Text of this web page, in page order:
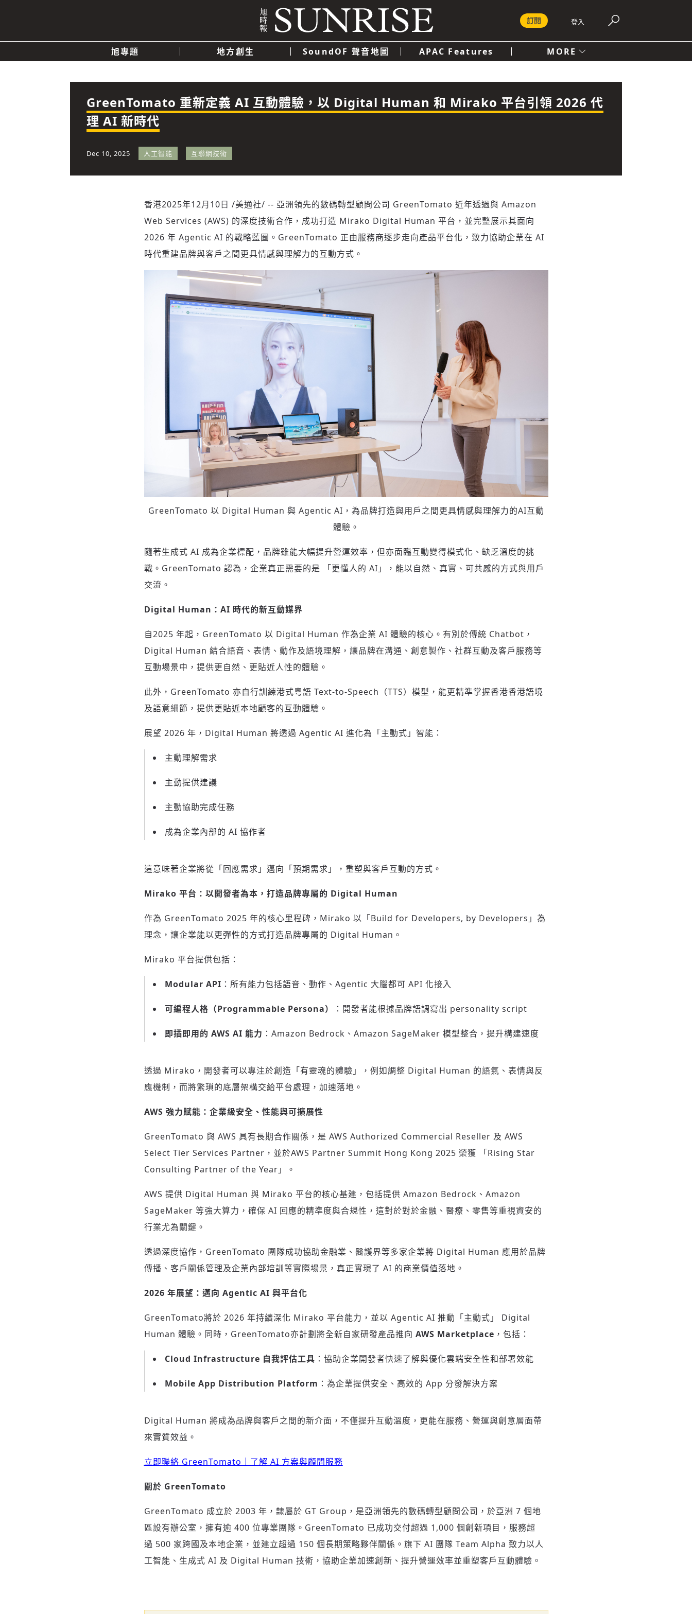
登入
訂閱
旭專題 地方創生 SoundOF 聲音地圖 APAC Features MORE
快速連結
經濟 科技 社會 人文
登入或註冊
歡迎您加入《旭時報》
輸入 Email 驗證碼
請輸入發送到的驗證碼
GreenTomato 重新定義 AI 互動體驗，以 Digital Human 和 Mirako 平台引領 2026 代
理 AI 新時代
Dec 10, 2025 人工智能 互聯網技術
香港2025年12月10日 /美通社/ -- 亞洲領先的數碼轉型顧問公司 GreenTomato 近年透過與 Amazon
Web Services (AWS) 的深度技術合作，成功打造 Mirako Digital Human 平台，並完整展示其面向
2026 年 Agentic AI 的戰略藍圖。GreenTomato 正由服務商逐步走向產品平台化，致力協助企業在 AI
時代重建品牌與客戶之間更具情感與理解力的互動方式。
GreenTomato 以 Digital Human 與 Agentic AI，為品牌打造與用戶之間更具情感與理解力的AI互動
體驗。
隨著生成式 AI 成為企業標配，品牌雖能大幅提升營運效率，但亦面臨互動變得模式化、缺乏溫度的挑
戰。GreenTomato 認為，企業真正需要的是 「更懂人的 AI」，能以自然、真實、可共感的方式與用戶
交流。
Digital Human ： AI 時代的新互動媒界
自2025 年起，GreenTomato 以 Digital Human 作為企業 AI 體驗的核心。有別於傳統 Chatbot，
Digital Human 結合語音、表情、動作及語境理解，讓品牌在溝通、創意製作、社群互動及客戶服務等
互動場景中，提供更自然、更貼近人性的體驗。
此外，GreenTomato 亦自行訓練港式粵語 Text-to-Speech（TTS）模型，能更精準掌握香港香港語境
及語意細節，提供更貼近本地顧客的互動體驗。
展望 2026 年，Digital Human 將透過 Agentic AI 進化為「主動式」智能：
主動理解需求
主動提供建議
主動協助完成任務
成為企業內部的 AI 協作者
這意味著企業將從「回應需求」邁向「預期需求」，重塑與客戶互動的方式。
Mirako 平台：以開發者為本，打造品牌專屬的 Digital Human
作為 GreenTomato 2025 年的核心里程碑，Mirako 以「Build for Developers, by Developers」為
理念，讓企業能以更彈性的方式打造品牌專屬的 Digital Human。
Mirako 平台提供包括：
Modular API ：所有能力包括語音、動作、Agentic 大腦都可 API 化接入
可編程人格（Programmable Persona） ：開發者能根據品牌語調寫出 personality script
即插即用的 AWS AI 能力 ：Amazon Bedrock、Amazon SageMaker 模型整合，提升構建速度
透過 Mirako，開發者可以專注於創造「有靈魂的體驗」，例如調整 Digital Human 的語氣、表情與反
應機制，而將繁瑣的底層架構交給平台處理，加速落地。
AWS 強力賦能：企業級安全、性能與可擴展性
GreenTomato 與 AWS 具有長期合作關係，是 AWS Authorized Commercial Reseller 及 AWS
Select Tier Services Partner，並於AWS Partner Summit Hong Kong 2025 榮獲 「Rising Star
Consulting Partner of the Year」。
AWS 提供 Digital Human 與 Mirako 平台的核心基建，包括提供 Amazon Bedrock、Amazon
SageMaker 等強大算力，確保 AI 回應的精準度與合規性，這對於對於金融、醫療、零售等重視資安的
行業尤為關鍵。
透過深度協作，GreenTomato 團隊成功協助金融業、醫護界等多家企業將 Digital Human 應用於品牌
傳播、客戶關係管理及企業內部培訓等實際場景，真正實現了 AI 的商業價值落地。
2026 年展望：邁向 Agentic AI 與平台化
GreenTomato將於 2026 年持續深化 Mirako 平台能力，並以 Agentic AI 推動「主動式」 Digital
Human 體驗。同時，GreenTomato亦計劃將全新自家研發產品推向 AWS Marketplace ，包括：
Cloud Infrastructure 自我評估工具 ：協助企業開發者快速了解與優化雲端安全性和部署效能
Mobile App Distribution Platform ：為企業提供安全、高效的 App 分發解決方案
Digital Human 將成為品牌與客戶之間的新介面，不僅提升互動溫度，更能在服務、營運與創意層面帶
來實質效益。
立即聯絡 GreenTomato｜了解 AI 方案與顧問服務
關於 GreenTomato
GreenTomato 成立於 2003 年，隸屬於 GT Group，是亞洲領先的數碼轉型顧問公司，於亞洲 7 個地
區設有辦公室，擁有逾 400 位專業團隊。GreenTomato 已成功交付超過 1,000 個創新項目，服務超
過 500 家跨國及本地企業，並建立超過 150 個長期策略夥伴關係。旗下 AI 團隊 Team Alpha 致力以人
工智能、生成式 AI 及 Digital Human 技術，協助企業加速創新、提升營運效率並重塑客戶互動體驗。